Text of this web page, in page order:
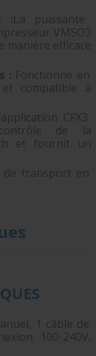
:La puissante
VMSO3
manière efficace
: Fonctionne en
compatible à
CFX3
de la
et fournit un
de transport en
1 câble de
100-240V,